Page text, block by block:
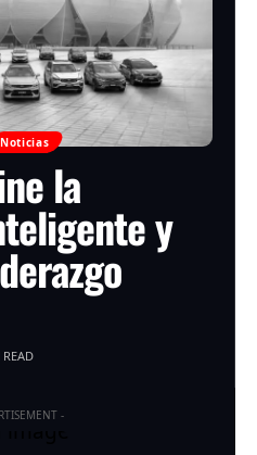
Noticias
la
y
-